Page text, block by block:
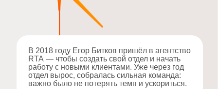
рекламное агентство Виноу. Команда RTA
поддержала нас на старте: помогла
ресурсами и экспертизой.
Егор Битков, генеральный директор